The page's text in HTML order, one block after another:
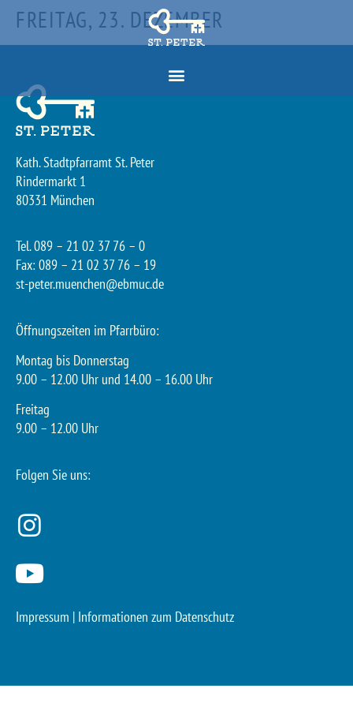
FREITAG, 23. DEZEMBER
Kath. Stadtpfarramt St. Peter
Rindermarkt 1
80331 München
Tel. 089 – 21 02 37 76 – 0
Fax: 089 – 21 02 37 76 – 19
st-peter.muenchen@ebmuc.de
Öffnungszeiten im Pfarrbüro:
Montag bis Donnerstag
9.00 – 12.00 Uhr und 14.00 – 16.00 Uhr
Freitag
9.00 – 12.00 Uhr
Folgen Sie uns:
Impressum | Informationen zum Datenschutz